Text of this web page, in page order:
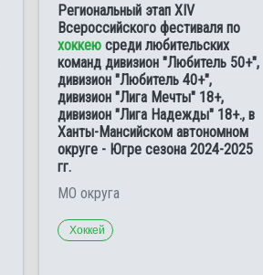
Региональный этап XIV
Всероссийского фестиваля по
хоккею среди любительских
команд дивизион "Любитель 50+",
дивизион "Любитель 40+",
дивизион "Лига Мечты" 18+,
дивизион "Лига Надежды" 18+., в
Ханты-Мансийском автономном
округе - Югре сезона 2024-2025
гг.
МО округа
Хоккей